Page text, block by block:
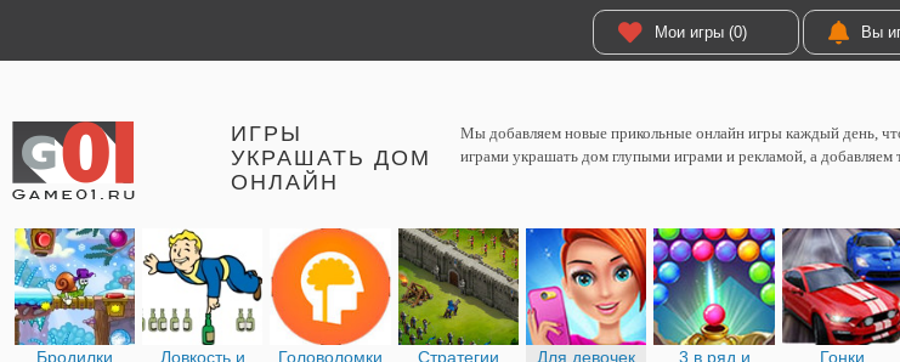
Мои игры (0) Вы
ИГРЫ
УКРАШАТЬ ДОМ
ОНЛАЙН
Мы добавляем новые прикольные онлайн игры каждый день,
играми украшать дом глупыми играми и рекламой, а
Бродилки
Ловкость и
Головоломки Стратегии Для девочек
3 в ряд и
Гонки